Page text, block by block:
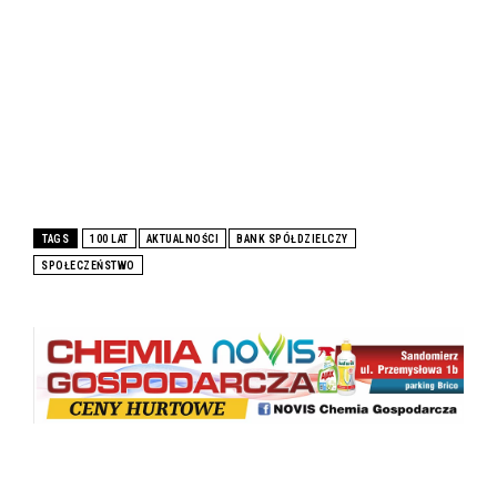
TAGS 100 LAT AKTUALNOŚCI BANK SPÓŁDZIELCZY
SPOŁECZEŃSTWO